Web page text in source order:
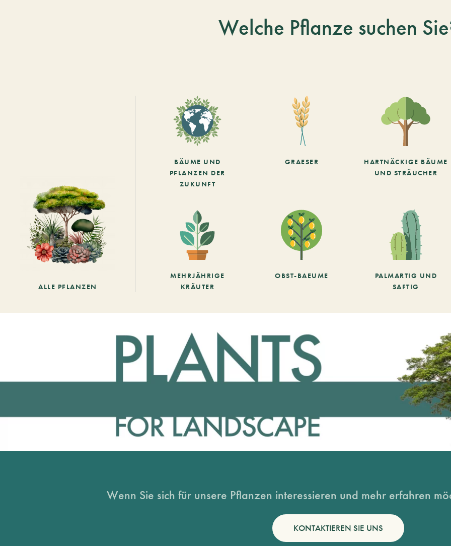
Welche Pflanze suchen
ALLE PFLANZEN
BÄUME UND
PFLANZEN DER
ZUKUNFT
GRAESER
HARTNÄCKIGE BÄUME
UND STRÄUCHER
MEHRJÄHRIGE
KRÄUTER
OBST-BAEUME
PALMARTIG UND
SAFTIG
Wenn Sie sich für unsere Pflanzen interessieren und mehr erfahren
KONTAKTIEREN SIE UNS